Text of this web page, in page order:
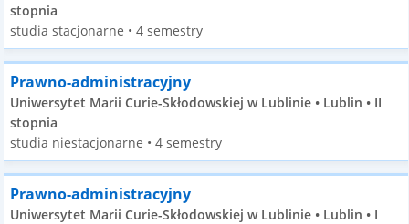
stopnia
studia stacjonarne • 4 semestry
Prawno-administracyjny
Uniwersytet Marii Curie-Skłodowskiej w Lublinie • Lublin • II
stopnia
studia niestacjonarne • 4 semestry
Prawno-administracyjny
Uniwersytet Marii Curie-Skłodowskiej w Lublinie • Lublin • I